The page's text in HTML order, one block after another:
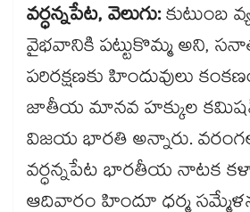
వర్ధన్నపేట, వెలుగు:కుటుంబ
వైభవానికి పట్టుకొమ్మ అని,
పరిరక్షణకు హిందువులు
జాతీయ మానవ హక్కుల కమిషన్
విజయ భారతి అన్నారు.
వర్ధన్నపేట భారతీయ నాటక
ఆదివారం హిందూ ధర్మ